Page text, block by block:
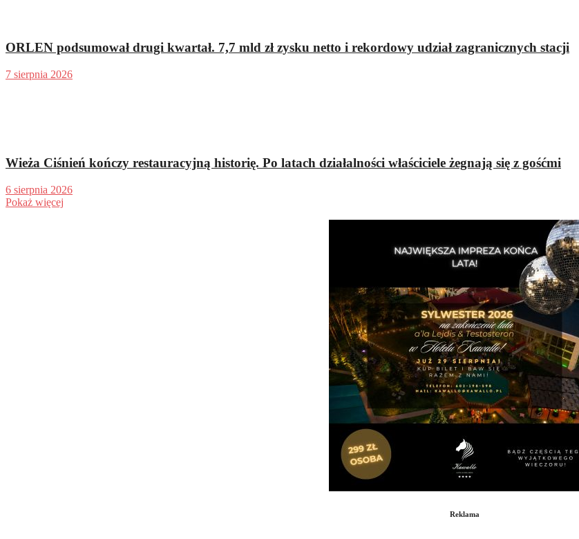
ORLEN podsumował drugi kwartał. 7,7 mld zł zysku netto i rekordowy udział zagranicznych stacji
7 sierpnia 2026
Wieża Ciśnień kończy restauracyjną historię. Po latach działalności właściciele żegnają się z gośćmi
6 sierpnia 2026
Pokaż więcej
Reklama